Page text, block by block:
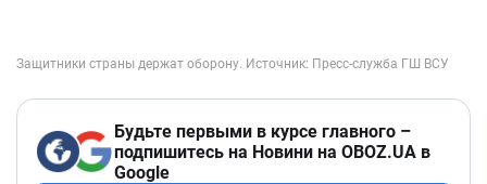
Будьте первыми в курсе главного –
подпишитесь на Новини на OBOZ.UA в
Google